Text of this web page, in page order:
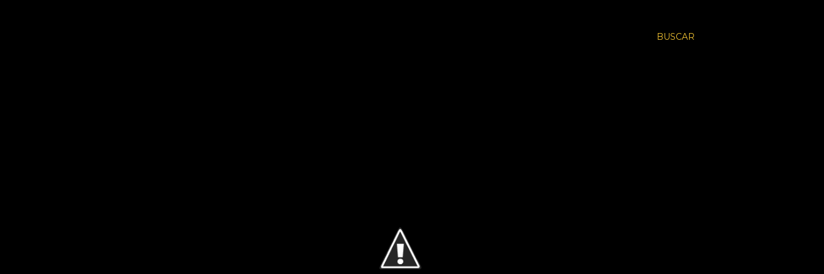
BUSCAR